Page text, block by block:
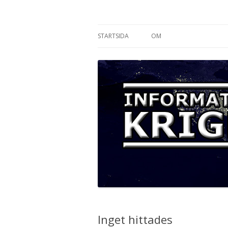
STARTSIDA OM
Inget hittades